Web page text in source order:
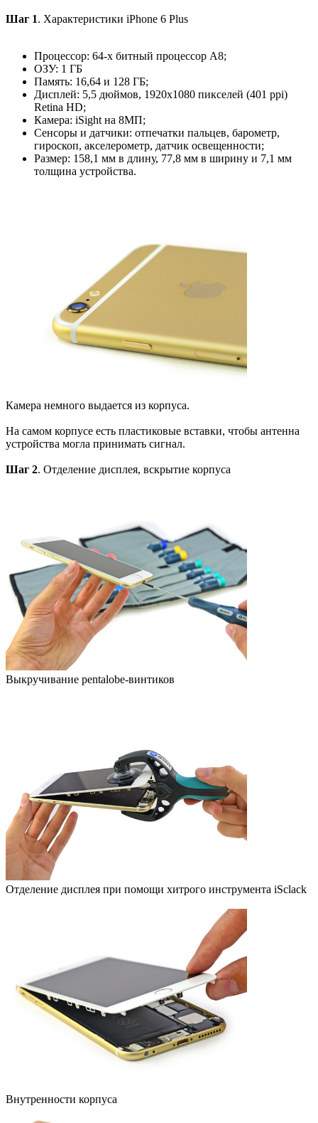
Шаг 1. Характеристики iPhone 6 Plus
Процессор: 64-х битный процессор A8;
ОЗУ: 1 ГБ
Память: 16,64 и 128 ГБ;
Дисплей: 5,5 дюймов, 1920x1080 пикселей (401 ppi)
Retina HD;
Камера: iSight на 8МП;
Сенсоры и датчики: отпечатки пальцев, барометр,
гироскоп, акселерометр, датчик освещенности;
Размер: 158,1 мм в длину, 77,8 мм в ширину и 7,1 мм
толщина устройства.
Камера немного выдается из корпуса.
На самом корпусе есть пластиковые вставки, чтобы антенна
устройства могла принимать сигнал.
Шаг 2. Отделение дисплея, вскрытие корпуса
Выкручивание pentalobe-винтиков
Отделение дисплея при помощи хитрого инструмента iSclack
Внутренности корпуса